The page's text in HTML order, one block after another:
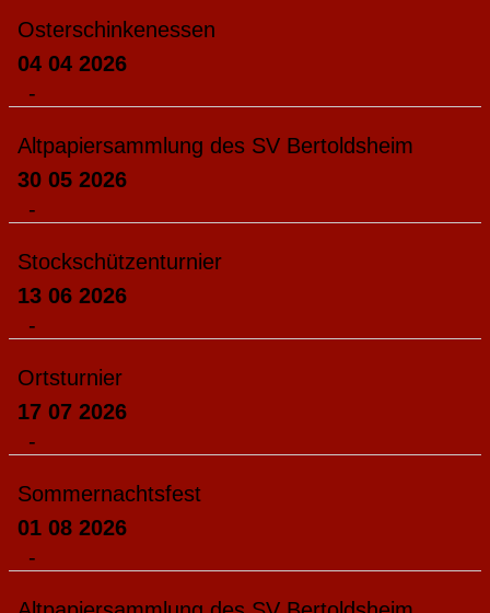
Osterschinkenessen
04 04 2026
-
Altpapiersammlung des SV Bertoldsheim
30 05 2026
-
Stockschützenturnier
13 06 2026
-
Ortsturnier
17 07 2026
-
Sommernachtsfest
01 08 2026
-